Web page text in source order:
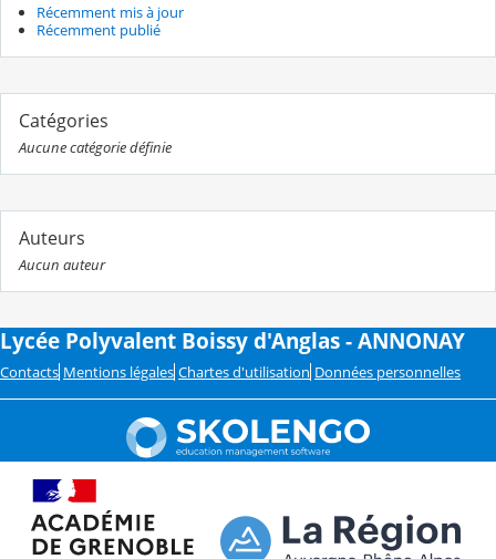
Récemment mis à jour
Récemment publié
Catégories
Aucune catégorie définie
Auteurs
Aucun auteur
Lycée Polyvalent Boissy d'Anglas - ANNONAY
Contacts Mentions légales Chartes d'utilisation Données personnelles